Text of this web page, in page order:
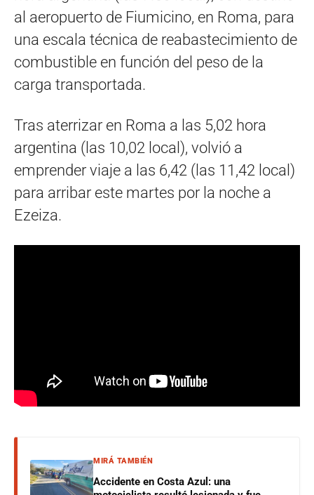
al aeropuerto de Fiumicino, en Roma, para
una escala técnica de reabastecimiento de
combustible en función del peso de la
carga transportada.
Tras aterrizar en Roma a las 5,02 hora
argentina (las 10,02 local), volvió a
emprender viaje a las 6,42 (las 11,42 local)
para arribar este martes por la noche a
Ezeiza.
MIRÁ TAMBIÉN
Accidente en Costa Azul: una